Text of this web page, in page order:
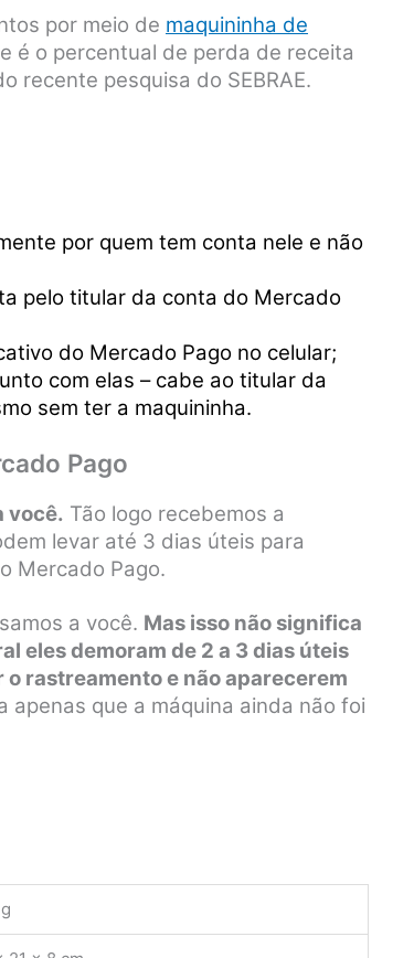
por meio de maquininha de
é o percentual de perda de receita
recente pesquisa do SEBRAE.
por quem tem conta nele e não
pelo titular da conta do Mercado
do Mercado Pago no celular;
com elas – cabe ao titular da
sem ter a maquininha.
Pago
você. Tão logo recebemos a
levar até 3 dias úteis para
Mercado Pago.
a você. Mas isso não significa
eles demoram de 2 a 3 dias úteis
rastreamento e não aparecerem
apenas que a máquina ainda não foi